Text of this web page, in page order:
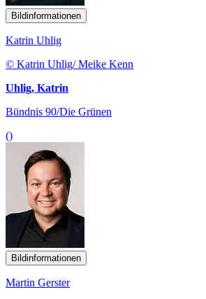
Bildinformationen
Katrin Uhlig
© Katrin Uhlig/ Meike Kenn
Uhlig, Katrin
Bündnis 90/Die Grünen
()
Bildinformationen
Martin Gerster